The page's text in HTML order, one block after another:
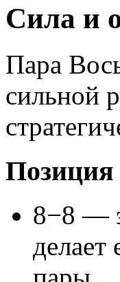
Сила и
Пара
сильной
Позиция
8−8 —